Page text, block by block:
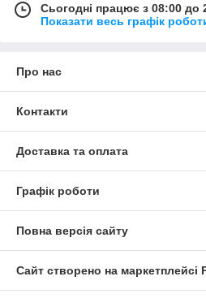
Сьогодні працює з 08:00 до
Показати весь графік
Про нас
Контакти
Доставка та оплата
Графік роботи
Повна версія сайту
Сайт створено на маркетплейсі